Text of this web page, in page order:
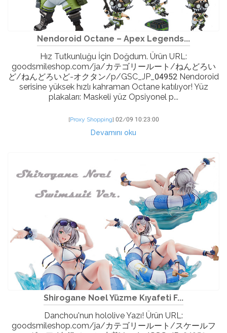
Nendoroid Octane – Apex Legends...
Hız Tutkunluğu İçin Doğdum. Ürün URL:
goodsmileshop.com/ja/カテゴリールート/ねんどろい
ど/ねんどろいど-オクタン/p/GSC_JP_04952 Nendoroid
serisine yüksek hızlı kahraman Octane katılıyor! Yüz
plakaları: Maskeli yüz Opsiyonel p...
[Proxy Shopping] 02/09 10:23:00
Devamını oku
Shirogane Noel Yüzme Kıyafeti F...
Danchou'nun hololive Yazı! Ürün URL:
goodsmileshop.com/ja/カテゴリールート/スケールフ